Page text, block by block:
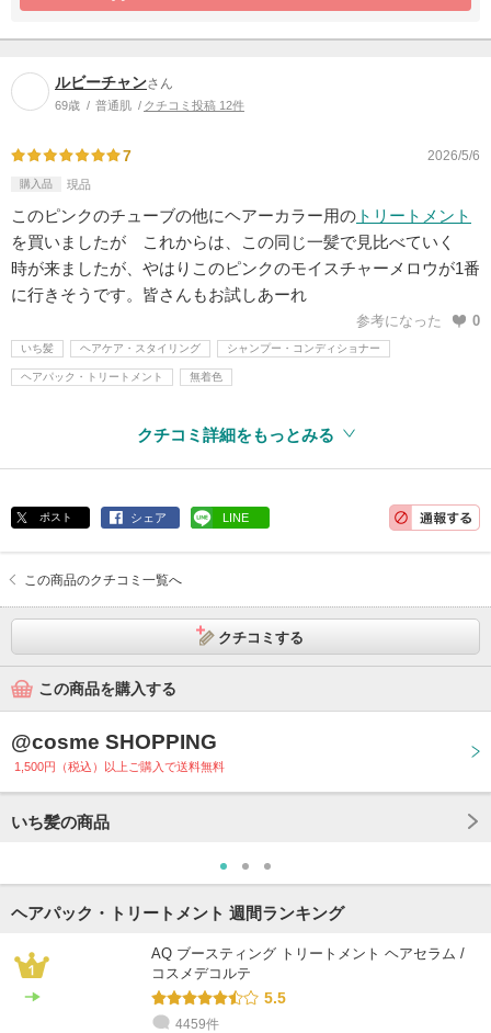
ルビーチャンさん
69歳 普通肌 クチコミ投稿 12件
7 2026/5/6
購入品 現品
このピンクのチューブの他にヘアーカラー用の トリートメント
を買いましたが これからは、この同じ一髪で見比べていく
時が来ましたが、やはりこのピンクのモイスチャーメロウが1番
に行きそうです。皆さんもお試しあーれ
参考になった 0
いち髪 ヘアケア・スタイリング シャンプー・コンディショナー
ヘアパック・トリートメント 無着色
クチコミ詳細をもっとみる
ポスト シェア LINE
この商品のクチコミ一覧へ
クチコミする
この商品を購入する
@cosme SHOPPING
1,500円（税込）以上ご購入で送料無料
いち髪の商品
ヘアパック・トリートメント 週間ランキング
AQ ブースティング トリートメント ヘアセラム /
コスメデコルテ
5.5
4459件